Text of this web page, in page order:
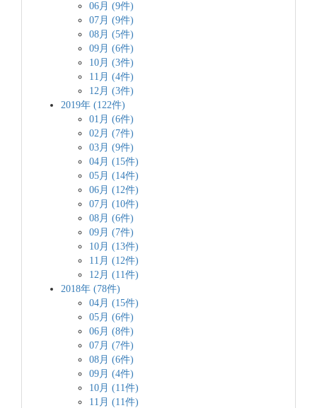
06月 (9件)
07月 (9件)
08月 (5件)
09月 (6件)
10月 (3件)
11月 (4件)
12月 (3件)
2019年 (122件)
01月 (6件)
02月 (7件)
03月 (9件)
04月 (15件)
05月 (14件)
06月 (12件)
07月 (10件)
08月 (6件)
09月 (7件)
10月 (13件)
11月 (12件)
12月 (11件)
2018年 (78件)
04月 (15件)
05月 (6件)
06月 (8件)
07月 (7件)
08月 (6件)
09月 (4件)
10月 (11件)
11月 (11件)